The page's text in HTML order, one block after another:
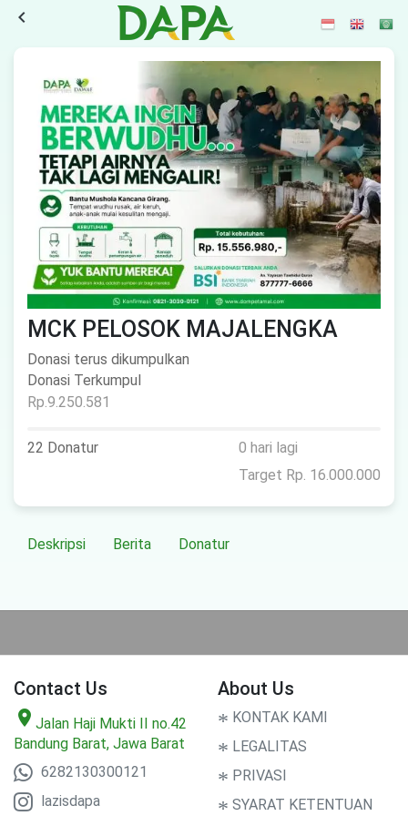
navigate_before
MCK PELOSOK MAJALENGKA
Donasi terus dikumpulkan
Donasi Terkumpul
Rp.9.250.581
22 Donatur
0 hari lagi
Target Rp. 16.000.000
Deskripsi Berita Donatur
Contact Us
location_on Jalan Haji Mukti II no.42
Bandung Barat, Jawa Barat
6282130300121
lazisdapa
About Us
* KONTAK KAMI
* LEGALITAS
* PRIVASI
* SYARAT KETENTUAN